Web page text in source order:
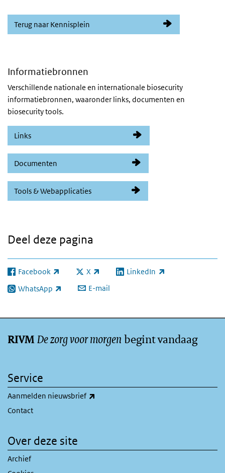
Terug naar Kennisplein
Informatiebronnen
Verschillende nationale en internationale biosecurity
informatiebronnen, waaronder links, documenten en
biosecurity tools.
Links
Documenten
Tools & Webapplicaties
Deel deze pagina
Facebook
(externe link) X
(externe link) LinkedIn
(externe link)
WhatsApp
(externe link) E-mail
RIVMDe zorg voor morgen begint vandaag
Service
Aanmelden nieuwsbrief
Contact
Over deze site
Archief